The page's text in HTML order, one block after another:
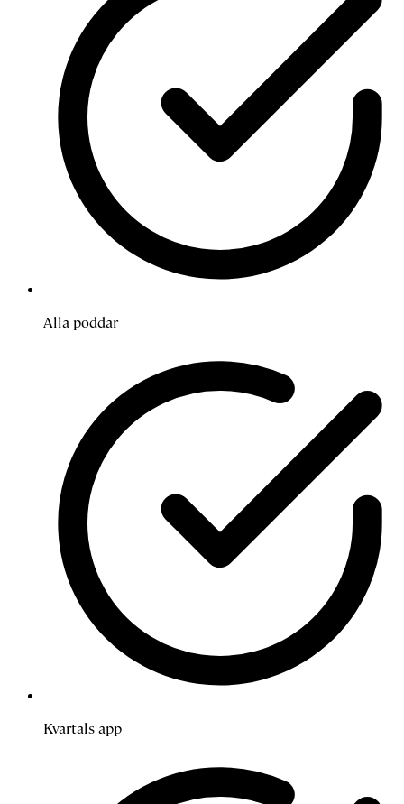
Alla poddar
Kvartals app